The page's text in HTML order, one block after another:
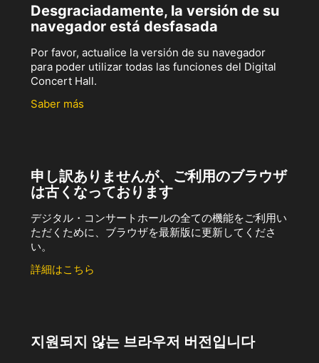
Desgraciadamente, la versión de su
navegador está desfasada
Por favor, actualice la versión de su navegador
para poder utilizar todas las funciones del Digital
Concert Hall.
Saber más
申し訳ありませんが、ご利用のブラウザ
は古くなっております
デジタル・コンサートホールの全ての機能をご利用い
ただくために、ブラウザを最新版に更新してくださ
い。
詳細はこちら
지원되지 않는 브라우저 버전입니다